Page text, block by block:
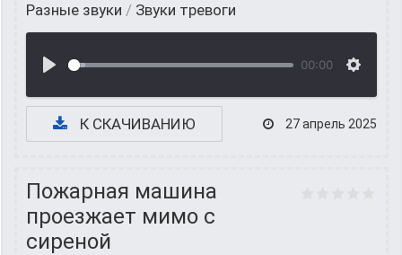
Разные звуки / Звуки тревоги
00:00
К СКАЧИВАНИЮ 27 апрель 2025
Пожарная машина
проезжает мимо с
сиреной